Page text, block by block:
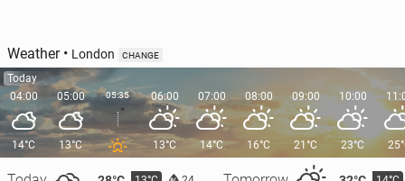
Weather• London CHANGE
Today
04:00
14°C
05:00
13°C
05:35 06:00
13°C
07:00
14°C
08:00
16°C
09:00
21°C
10:00
23°C